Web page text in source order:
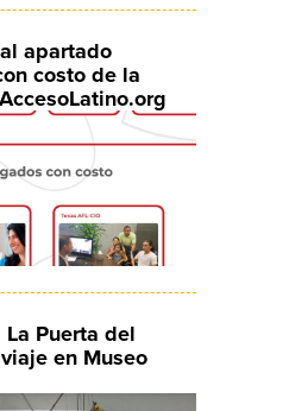
apartado
costo de la
La Puerta del
en Museo